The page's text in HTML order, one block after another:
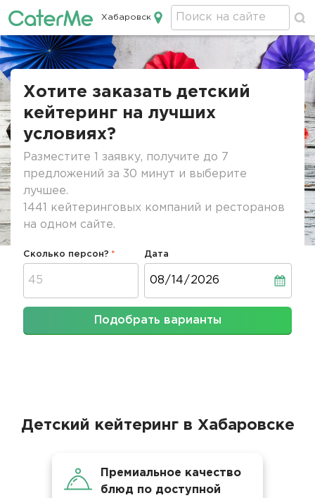
Кейтеринг в Хабаровске
Хабаровск
Строка
Хотите заказать детский
кейтеринг на лучших
условиях?
Разместите 1 заявку, получите до 7
предложений за 30 минут и выберите
лучшее.
1441 кейтеринговых компаний и ресторанов
на одном сайте.
Сколько персон? Дата
Подобрать варианты
Детский кейтеринг в Хабаровске
Премиальное качество
блюд по доступной